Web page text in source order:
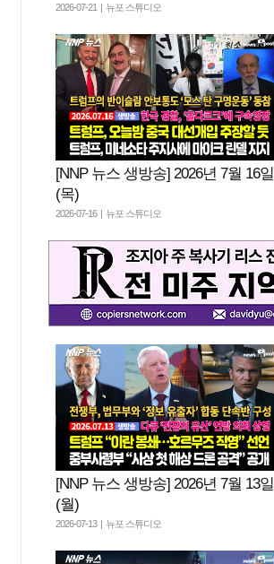
2026-07-21 | 뉴포 스튜디오
[NNP 뉴스 생방송] 2026년 7월 16일
(목)
2026-07-16 | 뉴포 스튜디오
[NNP 뉴스 생방송] 2026년 7월 13일
(월)
2026-07-13 | 뉴포 스튜디오